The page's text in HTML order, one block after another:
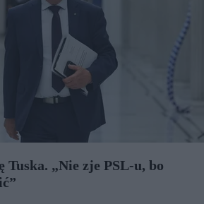
Tuska. „Nie zje PSL-u, bo